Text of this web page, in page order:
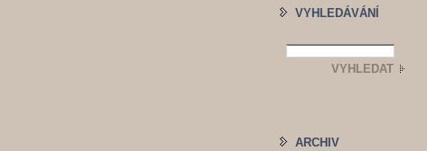
VYHLEDÁVÁNÍ
ARCHIV